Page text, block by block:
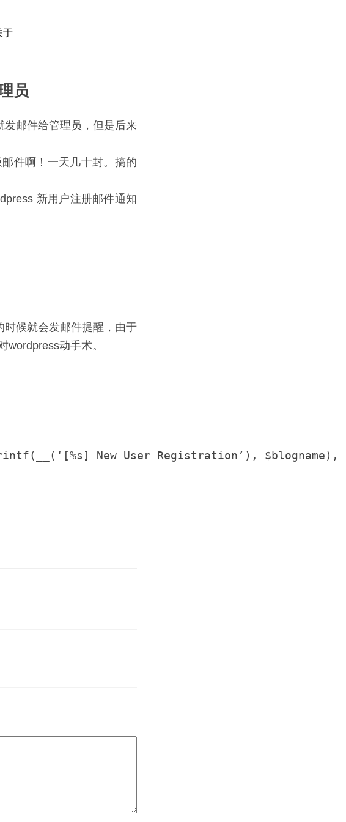
于
员
发邮件给管理员，但是后来
件啊！一天几十封。搞的
新用户注册邮件通知
候就会发邮件提醒，由于
动手术。